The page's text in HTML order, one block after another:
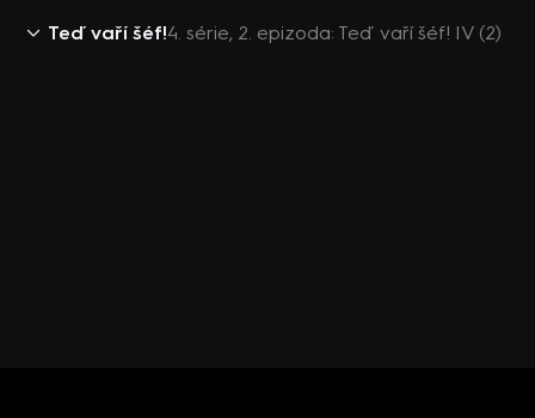
Teď vaří šéf!4. série, 2. epizoda: Teď vaří šéf! IV (2)